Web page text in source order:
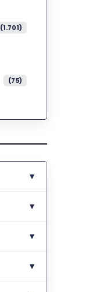
(1.701)
(75)
▼
▼
▼
▼